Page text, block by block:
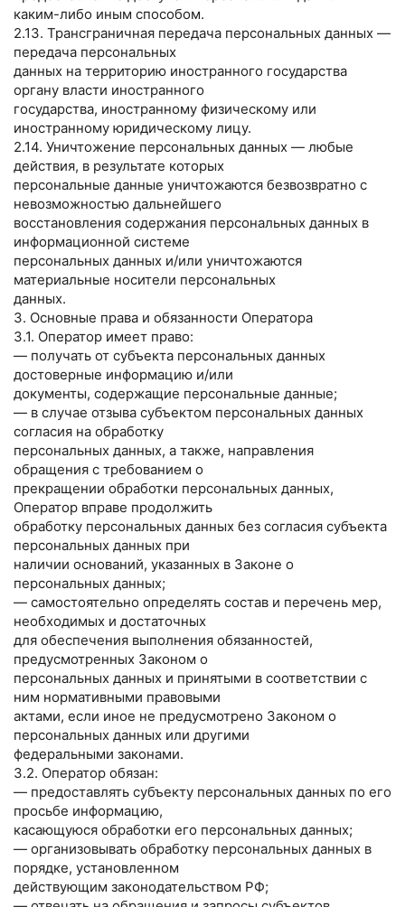
каким-либо иным способом.
2.13. Трансграничная передача персональных данных —
передача персональных
данных на территорию иностранного государства
органу власти иностранного
государства, иностранному физическому или
иностранному юридическому лицу.
2.14. Уничтожение персональных данных — любые
действия, в результате которых
персональные данные уничтожаются безвозвратно с
невозможностью дальнейшего
восстановления содержания персональных данных в
информационной системе
персональных данных и/или уничтожаются
материальные носители персональных
данных.
3. Основные права и обязанности Оператора
3.1. Оператор имеет право:
— получать от субъекта персональных данных
достоверные информацию и/или
документы, содержащие персональные данные;
— в случае отзыва субъектом персональных данных
согласия на обработку
персональных данных, а также, направления
обращения с требованием о
прекращении обработки персональных данных,
Оператор вправе продолжить
обработку персональных данных без согласия субъекта
персональных данных при
наличии оснований, указанных в Законе о
персональных данных;
— самостоятельно определять состав и перечень мер,
необходимых и достаточных
для обеспечения выполнения обязанностей,
предусмотренных Законом о
персональных данных и принятыми в соответствии с
ним нормативными правовыми
актами, если иное не предусмотрено Законом о
персональных данных или другими
федеральными законами.
3.2. Оператор обязан:
— предоставлять субъекту персональных данных по его
просьбе информацию,
касающуюся обработки его персональных данных;
— организовывать обработку персональных данных в
порядке, установленном
действующим законодательством РФ;